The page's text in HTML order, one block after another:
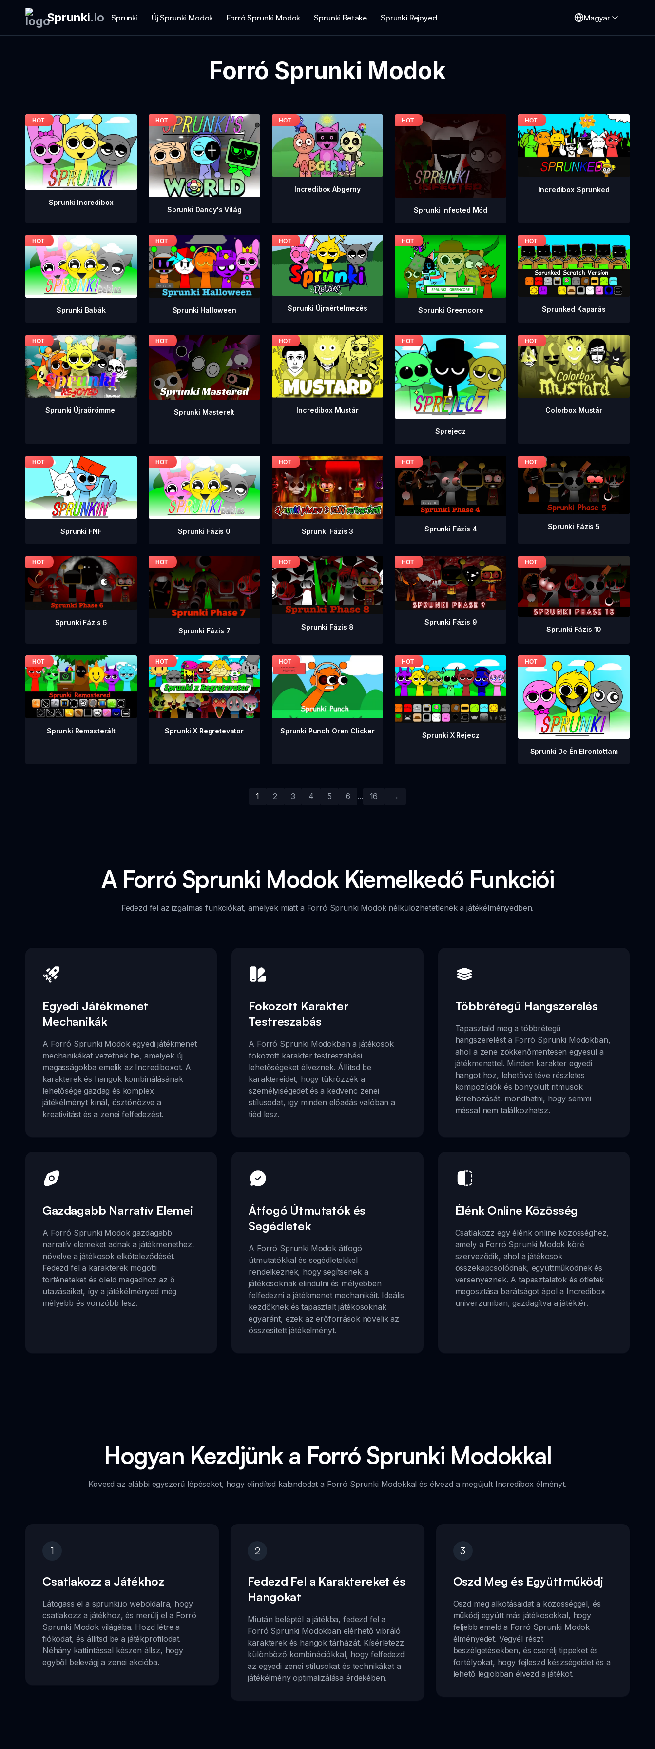
Sprunki.io Sprunki Új Sprunki Modok Forró Sprunki Modok Sprunki Retake Sprunki Rejoyed Magyar
Forró Sprunki Modok
Sprunki Incredibox
Sprunki Dandy's Világ
Incredibox Abgerny
Sprunki Infected Mód
Incredibox Sprunked
Sprunki Babák Sprunki Halloween Sprunki Újraértelmezés Sprunki Greencore Sprunked Kaparás
Sprunki Újraörömmel Sprunki Masterelt Incredibox Mustár
Sprejecz
Colorbox Mustár
Sprunki FNF Sprunki Fázis 0 Sprunki Fázis 3 Sprunki Fázis 4 Sprunki Fázis 5
Sprunki Fázis 6
Sprunki Fázis 7
Sprunki Fázis 8
Sprunki Fázis 9
Sprunki Fázis 10
Sprunki Remasterált Sprunki X Regretevator Sprunki Punch Oren Clicker
Sprunki X Rejecz
Sprunki De Én Elrontottam
1 2 3 4 5 6 ... 16 →
A Forró Sprunki Modok Kiemelkedő Funkciói
Fedezd fel az izgalmas funkciókat, amelyek miatt a Forró Sprunki Modok nélkülözhetetlenek a játékélményedben.
Egyedi Játékmenet
Mechanikák
A Forró Sprunki Modok egyedi játékmenet
mechanikákat vezetnek be, amelyek új
magasságokba emelik az Incrediboxot. A
karakterek és hangok kombinálásának
lehetősége gazdag és komplex
játékélményt kínál, ösztönözve a
kreativitást és a zenei felfedezést.
Fokozott Karakter
Testreszabás
A Forró Sprunki Modokban a játékosok
fokozott karakter testreszabási
lehetőségeket élveznek. Állítsd be
karaktereidet, hogy tükrözzék a
személyiségedet és a kedvenc zenei
stílusodat, így minden előadás valóban a
tiéd lesz.
Többrétegű Hangszerelés
Tapasztald meg a többrétegű
hangszerelést a Forró Sprunki Modokban,
ahol a zene zökkenőmentesen egyesül a
játékmenettel. Minden karakter egyedi
hangot hoz, lehetővé téve részletes
kompozíciók és bonyolult ritmusok
létrehozását, mondhatni, hogy semmi
mással nem találkozhatsz.
Gazdagabb Narratív Elemei
A Forró Sprunki Modok gazdagabb
narratív elemeket adnak a játékmenethez,
növelve a játékosok elköteleződését.
Fedezd fel a karakterek mögötti
történeteket és öleld magadhoz az ő
utazásaikat, így a játékélményed még
mélyebb és vonzóbb lesz.
Átfogó Útmutatók és
Segédletek
A Forró Sprunki Modok átfogó
útmutatókkal és segédletekkel
rendelkeznek, hogy segítsenek a
játékosoknak elindulni és mélyebben
felfedezni a játékmenet mechanikáit. Ideális
kezdőknek és tapasztalt játékosoknak
egyaránt, ezek az erőforrások növelik az
összesített játékelményt.
Élénk Online Közösség
Csatlakozz egy élénk online közösséghez,
amely a Forró Sprunki Modok köré
szerveződik, ahol a játékosok
összekapcsolódnak, együttműködnek és
versenyeznek. A tapasztalatok és ötletek
megosztása barátságot ápol a Incredibox
univerzumban, gazdagítva a játéktér.
Hogyan Kezdjünk a Forró Sprunki Modokkal
Kövesd az alábbi egyszerű lépéseket, hogy elindítsd kalandodat a Forró Sprunki Modokkal és élvezd a megújult Incredibox élményt.
1
Csatlakozz a Játékhoz
Látogass el a sprunki.io weboldalra, hogy
csatlakozz a játékhoz, és merülj el a Forró
Sprunki Modok világába. Hozd létre a
fiókodat, és állítsd be a játékprofilodat.
Néhány kattintással készen állsz, hogy
egyből belevágj a zenei akcióba.
2
Fedezd Fel a Karaktereket és
Hangokat
Miután beléptél a játékba, fedezd fel a
Forró Sprunki Modokban elérhető vibráló
karakterek és hangok tárházát. Kísérletezz
különböző kombinációkkal, hogy felfedezd
az egyedi zenei stílusokat és technikákat a
játékélmény optimalizálása érdekében.
3
Oszd Meg és Együttműködj
Oszd meg alkotásaidat a közösséggel, és
működj együtt más játékosokkal, hogy
feljebb emeld a Forró Sprunki Modok
élményedet. Vegyél részt
beszélgetésekben, és cserélj tippeket és
fortélyokat, hogy fejleszd készségeidet és a
lehető legjobban élvezd a játékot.